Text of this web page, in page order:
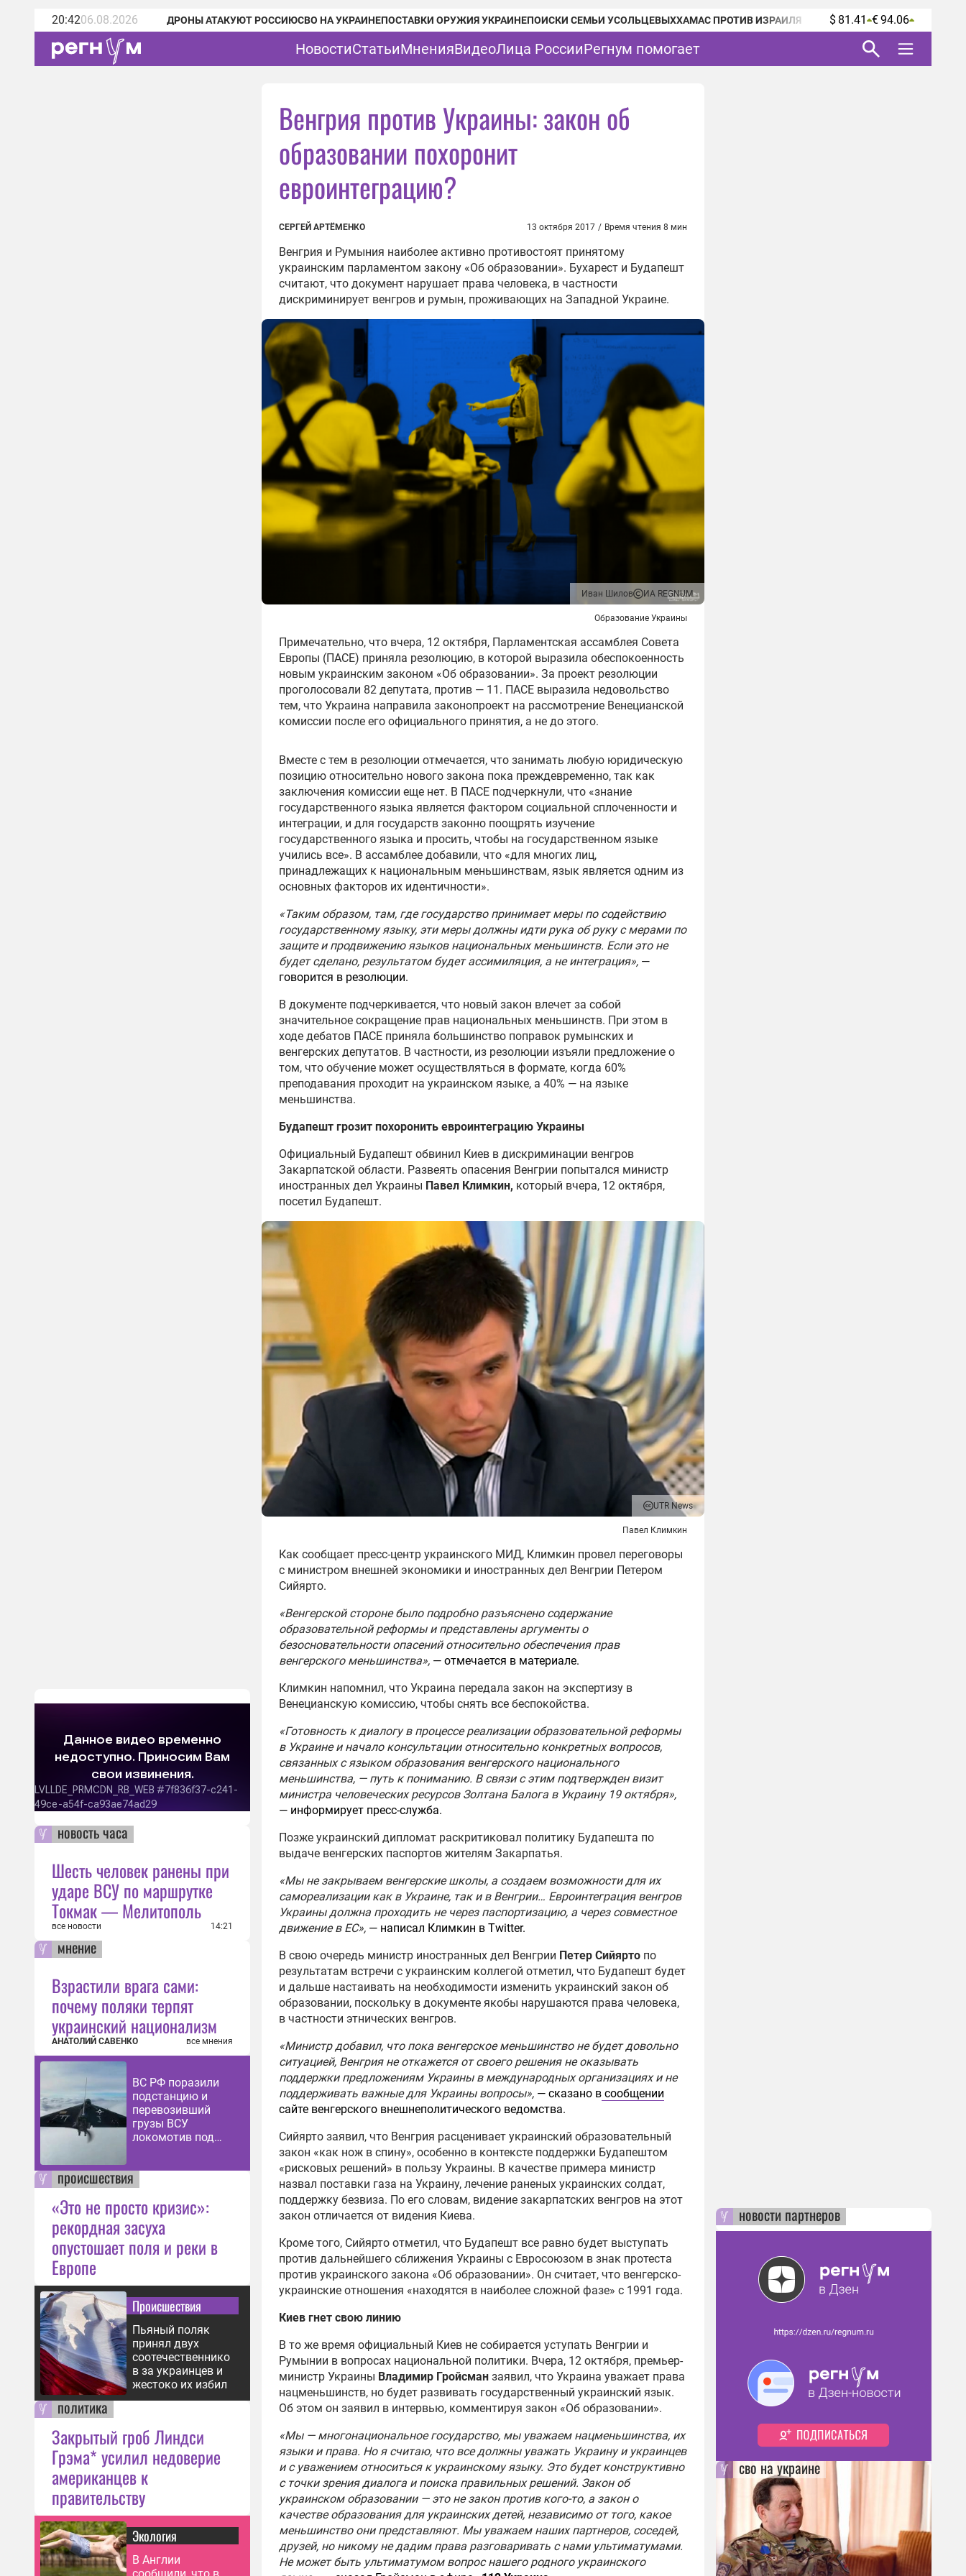
20:4206.08.2026 ДРОНЫ АТАКУЮТ РОССИЮСВО НА УКРАИНЕПОСТАВКИ ОРУЖИЯ УКРАИНЕПОИСКИ СЕМЬИ УСОЛЬЦЕВЫХХАМАС ПРОТИВ ИЗРАИЛЯ $ 81.41 € 94.06
НовостиСтатьиМненияВидеоЛица РоссииРегнум помогает
новость часа
Шесть человек ранены при
ударе ВСУ по маршрутке
Токмак — Мелитополь
все новости 14:21
мнение
Взрастили врага сами:
почему поляки терпят
украинский национализм
АНАТОЛИЙ САВЕНКО все мнения
ВС РФ поразили
подстанцию и
перевозивший
грузы ВСУ
локомотив под
происшествия
«Это не просто кризис»:
рекордная засуха
опустошает поля и реки в
Европе
Происшествия
Пьяный поляк
принял двух
соотечественнико
в за украинцев и
жестоко их избил
политика
Закрытый гроб Линдси
Грэма* усилил недоверие
американцев к
правительству
Экология
В Англии
Венгрия против Украины: закон об
образовании похоронит
евроинтеграцию?
СЕРГЕЙ АРТЁМЕНКО 13 октября 2017 / Время чтения 8 мин
Венгрия и Румыния наиболее активно противостоят принятому
украинским парламентом закону «Об образовании». Бухарест и Будапешт
считают, что документ нарушает права человека, в частности
дискриминирует венгров и румын, проживающих на Западной Украине.
Иван Шилов ИА REGNUM
Образование Украины
Примечательно, что вчера, 12 октября, Парламентская ассамблея Совета
Европы (ПАСЕ) приняла резолюцию, в которой выразила обеспокоенность
новым украинским законом «Об образовании». За проект резолюции
проголосовали 82 депутата, против — 11. ПАСЕ выразила недовольство
тем, что Украина направила законопроект на рассмотрение Венецианской
комиссии после его официального принятия, а не до этого.
Вместе с тем в резолюции отмечается, что занимать любую юридическую
позицию относительно нового закона пока преждевременно, так как
заключения комиссии еще нет. В ПАСЕ подчеркнули, что «знание
государственного языка является фактором социальной сплоченности и
интеграции, и для государств законно поощрять изучение
государственного языка и просить, чтобы на государственном языке
учились все». В ассамблее добавили, что «для многих лиц,
принадлежащих к национальным меньшинствам, язык является одним из
основных факторов их идентичности».
«Таким образом, там, где государство принимает меры по содействию
государственному языку, эти меры должны идти рука об руку с мерами по
защите и продвижению языков национальных меньшинств. Если это не
будет сделано, результатом будет ассимиляция, а не интеграция», —
говорится в резолюции.
В документе подчеркивается, что новый закон влечет за собой
значительное сокращение прав национальных меньшинств. При этом в
ходе дебатов ПАСЕ приняла большинство поправок румынских и
венгерских депутатов. В частности, из резолюции изъяли предложение о
том, что обучение может осуществляться в формате, когда 60%
преподавания проходит на украинском языке, а 40% — на языке
меньшинства.
Будапешт грозит похоронить евроинтеграцию Украины
Официальный Будапешт обвинил Киев в дискриминации венгров
Закарпатской области. Развеять опасения Венгрии попытался министр
иностранных дел Украины Павел Климкин, который вчера, 12 октября,
посетил Будапешт.
UTR News
Павел Климкин
Как сообщает пресс-центр украинского МИД, Климкин провел переговоры
с министром внешней экономики и иностранных дел Венгрии Петером
Сийярто.
«Венгерской стороне было подробно разъяснено содержание
образовательной реформы и представлены аргументы о
безосновательности опасений относительно обеспечения прав
венгерского меньшинства», — отмечается в материале.
Климкин напомнил, что Украина передала закон на экспертизу в
Венецианскую комиссию, чтобы снять все беспокойства.
«Готовность к диалогу в процессе реализации образовательной реформы
в Украине и начало консультации относительно конкретных вопросов,
связанных с языком образования венгерского национального
меньшинства, — путь к пониманию. В связи с этим подтвержден визит
министра человеческих ресурсов Золтана Балога в Украину 19 октября»,
— информирует пресс-служба.
Позже украинский дипломат раскритиковал политику Будапешта по
выдаче венгерских паспортов жителям Закарпатья.
«Мы не закрываем венгерские школы, а создаем возможности для их
самореализации как в Украине, так и в Венгрии… Евроинтеграция венгров
Украины должна проходить не через паспортизацию, а через совместное
движение в ЕС», — написал Климкин в Twitter.
В свою очередь министр иностранных дел Венгрии Петер Сийярто по
результатам встречи с украинским коллегой отметил, что Будапешт будет
и дальше настаивать на необходимости изменить украинский закон об
образовании, поскольку в документе якобы нарушаются права человека,
в частности этнических венгров.
«Министр добавил, что пока венгерское меньшинство не будет довольно
ситуацией, Венгрия не откажется от своего решения не оказывать
поддержки предложениям Украины в международных организациях и не
поддерживать важные для Украины вопросы», — сказано в сообщении
сайте венгерского внешнеполитического ведомства.
Сийярто заявил, что Венгрия расценивает украинский образовательный
закон «как нож в спину», особенно в контексте поддержки Будапештом
«рисковых решений» в пользу Украины. В качестве примера министр
назвал поставки газа на Украину, лечение раненых украинских солдат,
поддержку безвиза. По его словам, видение закарпатских венгров на этот
закон отличается от видения Киева.
Кроме того, Сийярто отметил, что Будапешт все равно будет выступать
против дальнейшего сближения Украины с Евросоюзом в знак протеста
против украинского закона «Об образовании». Он считает, что венгерско-
украинские отношения «находятся в наиболее сложной фазе» с 1991 года.
Киев гнет свою линию
В то же время официальный Киев не собирается уступать Венгрии и
Румынии в вопросах национальной политики. Вчера, 12 октября, премьер-
министр Украины Владимир Гройсман заявил, что Украина уважает права
нацменьшинств, но будет развивать государственный украинский язык.
Об этом он заявил в интервью, комментируя закон «Об образовании».
«Мы — многонациональное государство, мы уважаем нацменьшинства, их
языки и права. Но я считаю, что все должны уважать Украину и украинцев
и с уважением относиться к украинскому языку. Это будет конструктивно
с точки зрения диалога и поиска правильных решений. Закон об
украинском образовании — это не закон против кого-то, а закон о
качестве образования для украинских детей, независимо от того, какое
меньшинство они представляют. Мы уважаем наших партнеров, соседей,
друзей, но никому не дадим права разговаривать с нами ультиматумами.
Не может быть ультиматумом вопрос нашего родного украинского
новости партнеров
сво на украине